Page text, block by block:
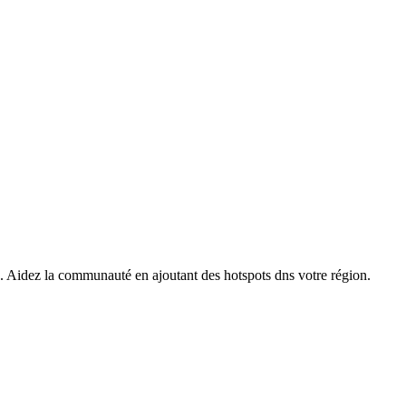
la communauté en ajoutant des hotspots dns votre région.